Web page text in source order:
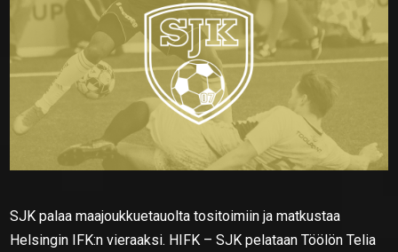
SJK palaa maajoukkuetauolta tositoimiin ja matkustaa
Helsingin IFK:n vieraaksi. HIFK – SJK pelataan Töölön Telia